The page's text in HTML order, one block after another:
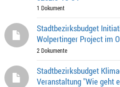
1 Dokument
Stadtbezirksbudget
Wolpertinger Project im
2 Dokumente
Stadtbezirksbudget
Veranstaltung "Wie geht